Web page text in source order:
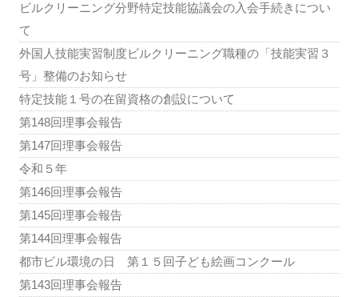
ビルクリーニング分野特定技能協議会の入会手続きについ
て
外国人技能実習制度ビルクリーニング職種の「技能実習３
号」整備のお知らせ
特定技能１号の在留資格の創設について
第148回理事会報告
第147回理事会報告
令和５年
第146回理事会報告
第145回理事会報告
第144回理事会報告
都市ビル環境の日 第１５回子ども絵画コンクール
第143回理事会報告